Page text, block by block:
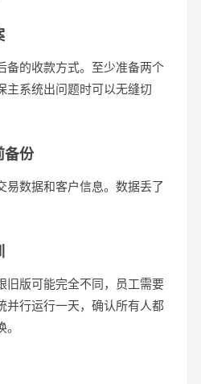
备的收款方式。至少准备两个
主系统出问题时可以无缝切
备份
易数据和客户信息。数据丢了
旧版可能完全不同，员工需要
并行运行一天，确认所有人都